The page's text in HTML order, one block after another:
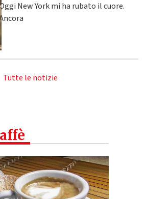
New York mi ha rubato il cuore.
Tutte le notizie